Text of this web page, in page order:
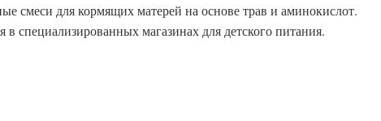
смеси для кормящих матерей на основе трав и аминокислот.
в специализированных магазинах для детского питания.